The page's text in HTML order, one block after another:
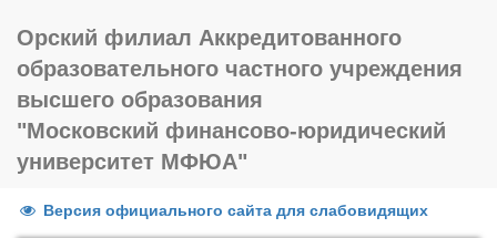
Орский филиал Аккредитованного
образовательного частного учреждения
высшего образования
"Московский финансово-юридический
университет МФЮА"
Версия официального сайта для слабовидящих